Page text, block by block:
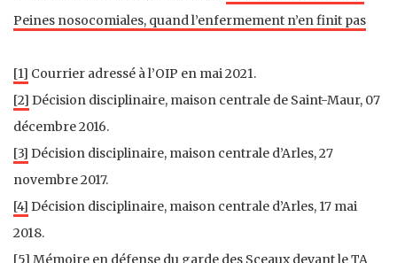
Peines nosocomiales, quand l’enfermement n’en finit pas
[1] Courrier adressé à l’OIP en mai 2021.
[2] Décision disciplinaire, maison centrale de Saint-Maur, 07
décembre 2016.
[3] Décision disciplinaire, maison centrale d’Arles, 27
novembre 2017.
[4] Décision disciplinaire, maison centrale d’Arles, 17 mai
2018.
[5] Mémoire en défense du garde des Sceaux devant le TA